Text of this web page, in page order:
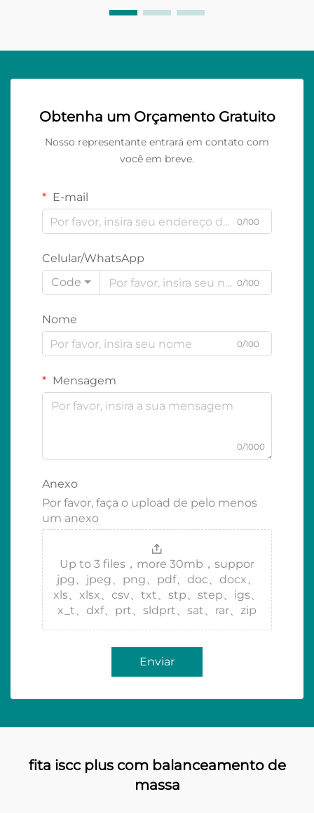
Obtenha um Orçamento Gratuito
Nosso representante entrará em contato com
você em breve.
E-mail
0/100
Celular/WhatsApp
Code
0/100
Nome
0/100
Mensagem
0/1000
Anexo
Por favor, faça o upload de pelo menos
um anexo
Up to 3 files，more 30mb，suppor
jpg、jpeg、png、pdf、doc、docx、
xls、xlsx、csv、txt、stp、step、igs、
x_t、dxf、prt、sldprt、sat、rar、zip
Enviar
fita iscc plus com balanceamento de
massa